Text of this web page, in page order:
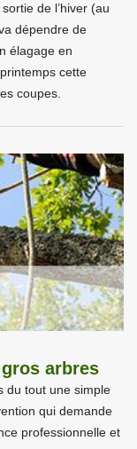
de l’hiver (au
dépendre de
élagage en
cette
coupes.
arbres
du tout une simple
qui demande
professionnelle et